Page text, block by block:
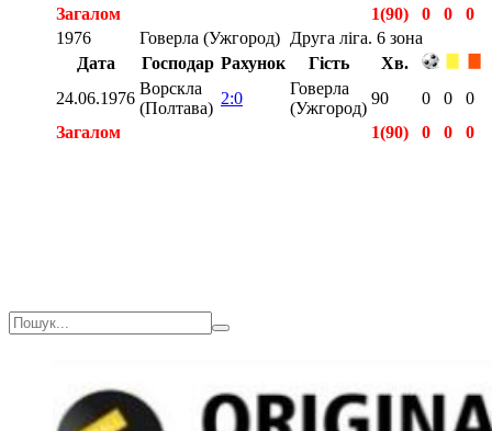
Загалом
1(90) 0 0
0
1976
Говерла (Ужгород) Друга ліга. 6 зона
Дата
Господар Рахунок Гість
Хв.
24.06.1976
Ворскла
(Полтава)
2:0
Говерла
(Ужгород)
90 0 0
0
Загалом
1(90) 0 0
0